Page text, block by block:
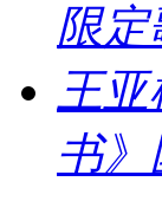
限
王
书